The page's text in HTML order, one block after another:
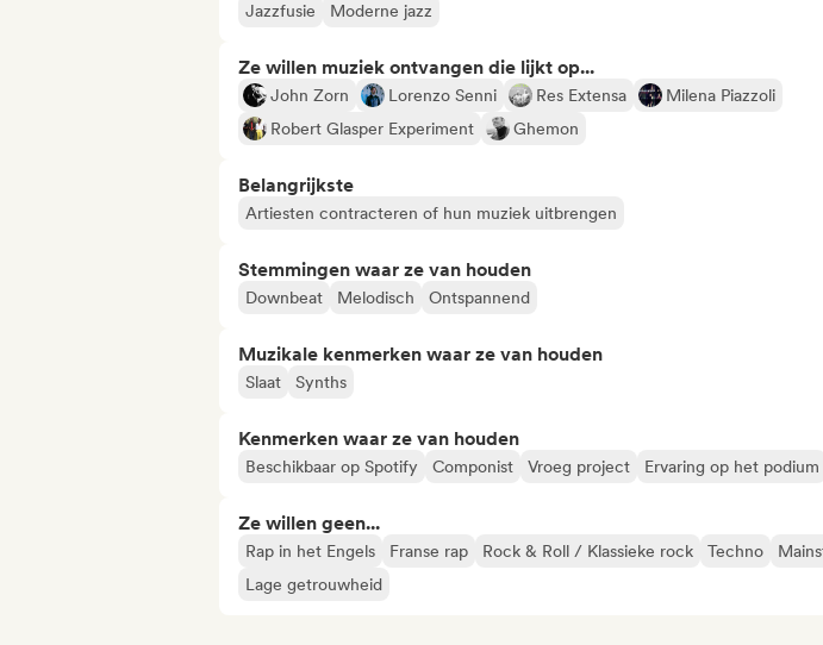
Jazzfusie Moderne jazz
Ze willen muziek ontvangen die lijkt op...
John Zorn Lorenzo Senni Res Extensa
Milena Piazzoli
Robert Glasper Experiment
Ghemon
Belangrijkste
Artiesten contracteren of hun muziek uitbrengen
Stemmingen waar ze van houden
Downbeat Melodisch Ontspannend
Muzikale kenmerken waar ze van houden
Slaat Synths
Kenmerken waar ze van houden
Beschikbaar op Spotify Componist Vroeg project Ervaring op het podium
Ze willen geen...
Rap in het Engels Franse rap Rock & Roll / Klassieke rock Techno
Lage getrouwheid